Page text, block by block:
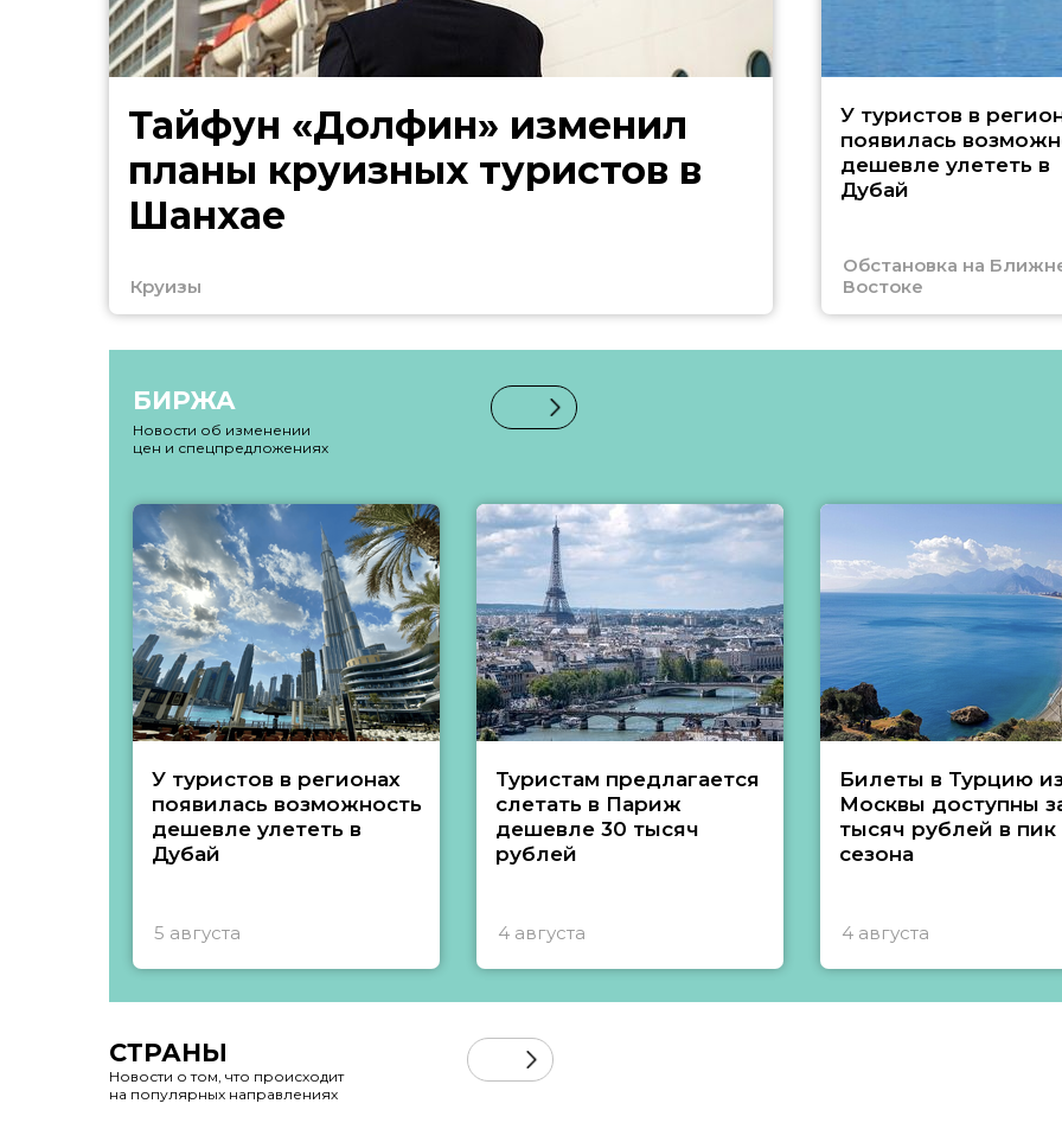
Тайфун «Долфин» изменил
планы круизных туристов в
Шанхае
Круизы
У туристов в
появилась
дешевле улететь в
Дубай
Обстановка на
Востоке
БИРЖА
Новости об изменении
цен и спецпредложениях
У туристов в регионах
появилась возможность
дешевле улететь в
Дубай
5 августа
Туристам предлагается
слетать в Париж
дешевле 30 тысяч
рублей
4 августа
Билеты в Турцию из
Москвы доступны
тысяч рублей в пик
сезона
4 августа
СТРАНЫ
Новости о том, что происходит
на популярных направлениях